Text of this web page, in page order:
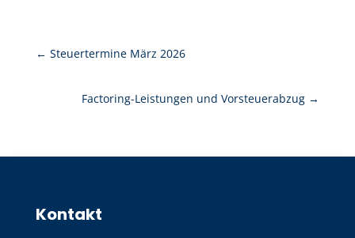
← Steuertermine März 2026
Factoring-Leistungen und Vorsteuerabzug →
Kontakt